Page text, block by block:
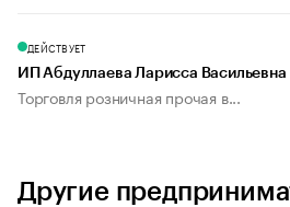
ДЕЙСТВУЕТ
ИП Абдуллаева Ларисса Васильевна
Торговля розничная прочая в...
Другие